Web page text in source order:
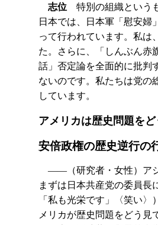
志位 特別の組織という
日本では、日本軍「慰安婦
って行われています。私は
た。さらに、「しんぶん赤
話」否定論を全面的に批判
ないのです。私たちは党の
しています。
アメリカは歴史問題を
安倍政権の歴史逆行の
――（研究者・女性）アジ
まずは日本共産党の委員長
「私も光栄です」〈笑い
メリカが歴史問題をどう見